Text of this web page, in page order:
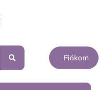
Fiókom